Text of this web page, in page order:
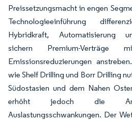
Preissetzungsmacht in engen
Technologieeinführung
Hybridkraft, Automatisierung
sichern Premium-Verträge
Emissionsreduzierungen
wie Shelf Drilling und Borr Drilling
Südostasien und dem Nahen
erhöht jedoch die
Auslastungsschwankungen. Der